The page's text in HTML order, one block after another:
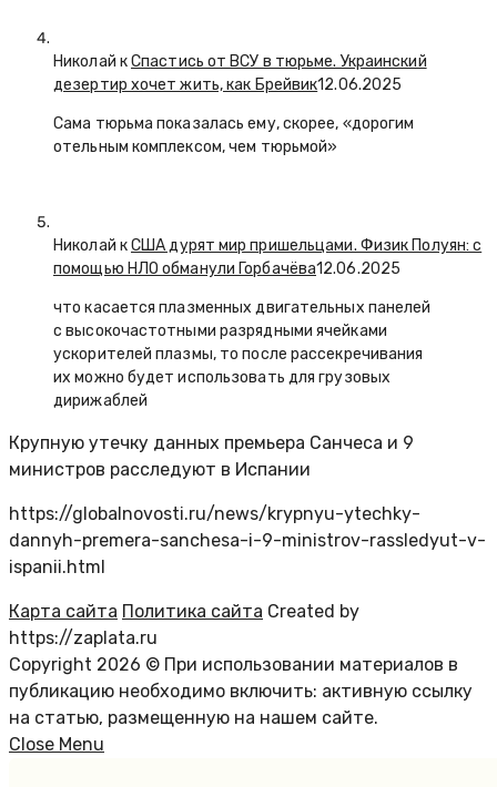
Николай кСпастись от ВСУ в тюрьме. Украинский
дезертир хочет жить, как Брейвик12.06.2025
Сама тюрьма показалась ему, скорее, «дорогим
отельным комплексом, чем тюрьмой»
Николай кСША дурят мир пришельцами. Физик Полуян: с
помощью НЛО обманули Горбачёва12.06.2025
что касается плазменных двигательных панелей
с высокочастотными разрядными ячейками
ускорителей плазмы, то после рассекречивания
их можно будет использовать для грузовых
дирижаблей
Крупную утечку данных премьера Санчеса и 9
министров расследуют в Испании
https://globalnovosti.ru/news/krypnyu-ytechky-
dannyh-premera-sanchesa-i-9-ministrov-rassledyut-v-
ispanii.html
Карта сайта Политика сайта Created by
https://zaplata.ru
Copyright 2026 © При использовании материалов в
публикацию необходимо включить: активную ссылку
на статью, размещенную на нашем сайте.
Close Menu